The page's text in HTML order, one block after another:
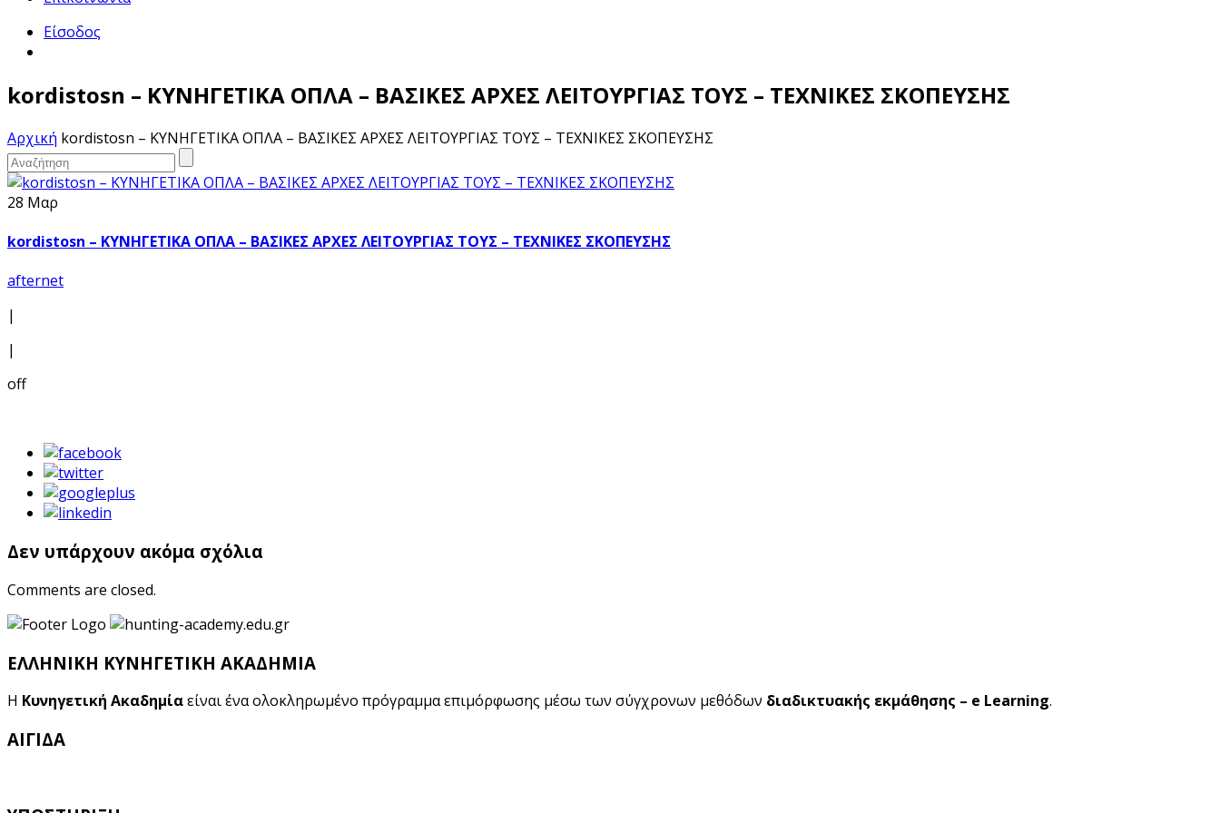
Είσοδος
kordistosn – ΚΥΝΗΓΕΤΙΚΑ ΟΠΛΑ – ΒΑΣΙΚΕΣ ΑΡΧΕΣ ΛΕΙΤΟΥΡΓΙΑΣ ΤΟΥΣ – ΤΕΧΝΙΚΕΣ ΣΚΟΠΕΥΣΗΣ
Αρχική kordistosn – ΚΥΝΗΓΕΤΙΚΑ ΟΠΛΑ – ΒΑΣΙΚΕΣ ΑΡΧΕΣ ΛΕΙΤΟΥΡΓΙΑΣ ΤΟΥΣ – ΤΕΧΝΙΚΕΣ ΣΚΟΠΕΥΣΗΣ
28 Μαρ
kordistosn – ΚΥΝΗΓΕΤΙΚΑ ΟΠΛΑ – ΒΑΣΙΚΕΣ ΑΡΧΕΣ ΛΕΙΤΟΥΡΓΙΑΣ ΤΟΥΣ – ΤΕΧΝΙΚΕΣ ΣΚΟΠΕΥΣΗΣ
afternet
|
|
off
Δεν υπάρχουν ακόμα σχόλια
Comments are closed.
ΕΛΛΗΝΙΚΗ ΚΥΝΗΓΕΤΙΚΗ ΑΚΑΔΗΜΙΑ
Η Κυνηγετική Ακαδημίαείναι ένα ολοκληρωμένο πρόγραμμα επιμόρφωσης μέσω των σύγχρονων μεθόδων διαδικτυακής εκμάθησης – e Learning.
ΑΙΓΙΔΑ